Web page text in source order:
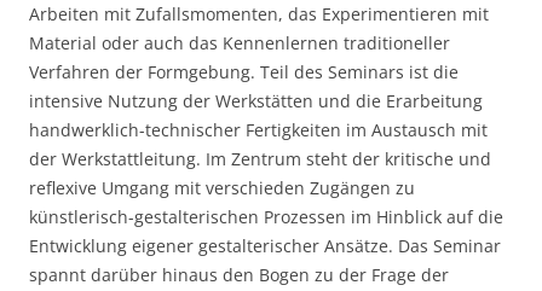
Arbeiten mit Zufallsmomenten, das Experimentieren mit
Material oder auch das Kennenlernen traditioneller
Verfahren der Formgebung. Teil des Seminars ist die
intensive Nutzung der Werkstätten und die Erarbeitung
handwerklich-technischer Fertigkeiten im Austausch mit
der Werkstattleitung. Im Zentrum steht der kritische und
reflexive Umgang mit verschieden Zugängen zu
künstlerisch-gestalterischen Prozessen im Hinblick auf die
Entwicklung eigener gestalterischer Ansätze. Das Seminar
spannt darüber hinaus den Bogen zu der Frage der